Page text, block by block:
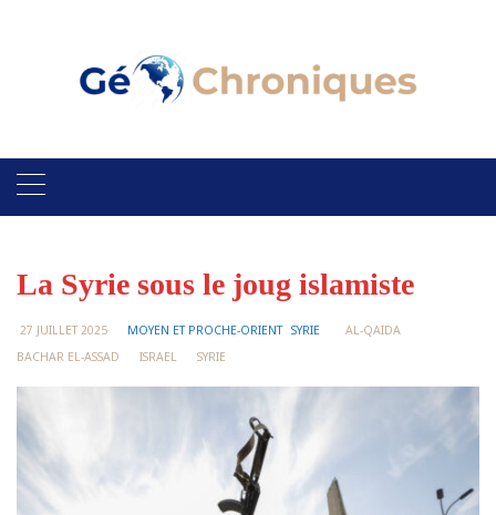
La Syrie sous le joug islamiste
27 JUILLET 2025 MOYEN ET PROCHE-ORIENT SYRIE
AL-QAIDA
BACHAR EL-ASSAD
ISRAEL SYRIE